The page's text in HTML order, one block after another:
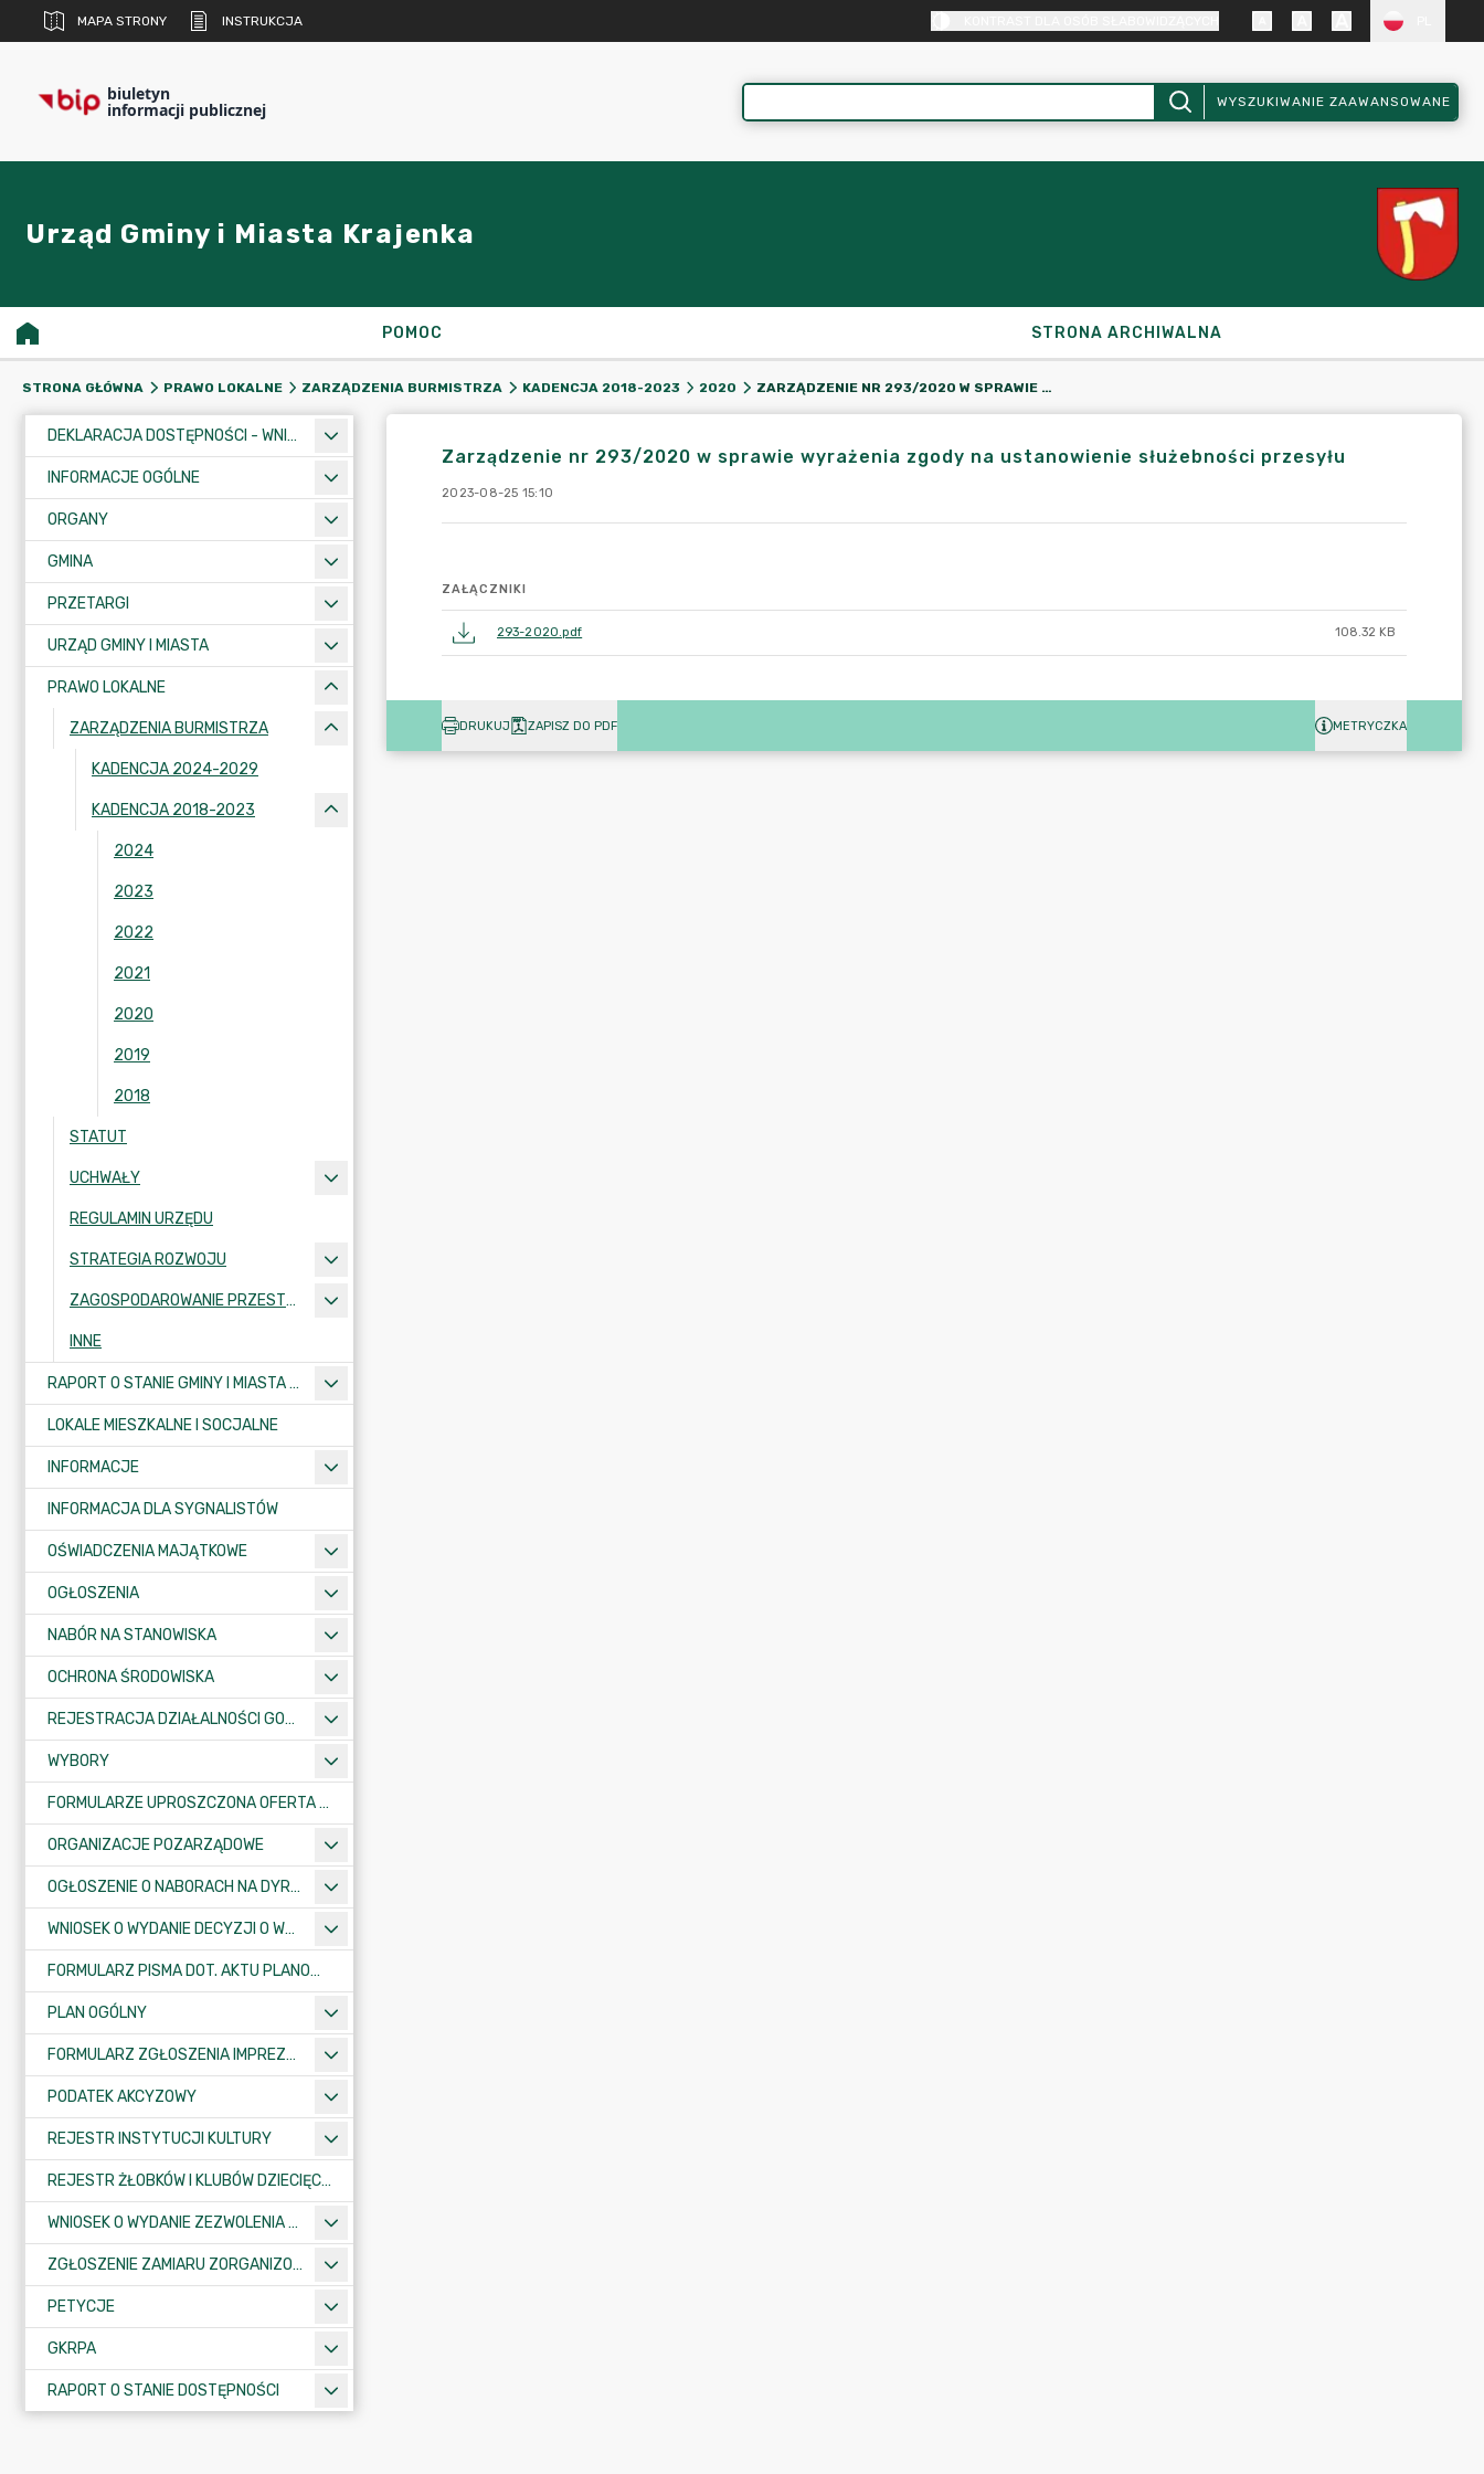
MAPA STRONY INSTRUKCJA
biuletyn
informacji publicznej WYSZUKIWANIE ZAAWANSOWANE
Urząd Gminy i Miasta Krajenka
POMOC STRONA ARCHIWALNA
STRONA GŁÓWNA PRAWO LOKALNE ZARZĄDZENIA BURMISTRZA KADENCJA 2018-2023 2020 ZARZĄDZENIE NR 293/2020 W SPRAWIE WYRAŻENIA ZGODY NA USTANOWIENIE SŁUŻEBNOŚCI PRZESYŁU
DEKLARACJA DOSTĘPNOŚCI - WNIOSEK
INFORMACJE OGÓLNE
ORGANY
GMINA
PRZETARGI
URZĄD GMINY I MIASTA
PRAWO LOKALNE
ZARZĄDZENIA BURMISTRZA
KADENCJA 2024-2029
KADENCJA 2018-2023
2024
2023
2022
2021
2020
2019
2018
STATUT
UCHWAŁY
REGULAMIN URZĘDU
STRATEGIA ROZWOJU
ZAGOSPODAROWANIE PRZESTRZENNE
INNE
RAPORT O STANIE GMINY I MIASTA KRAJENKA
LOKALE MIESZKALNE I SOCJALNE
INFORMACJE
INFORMACJA DLA SYGNALISTÓW
OŚWIADCZENIA MAJĄTKOWE
OGŁOSZENIA
NABÓR NA STANOWISKA
OCHRONA ŚRODOWISKA
REJESTRACJA DZIAŁALNOŚCI GOSPODARCZEJ
WYBORY
FORMULARZE UPROSZCZONA OFERTA WYKONANIA ZADANIA PUBLICZNEGO
ORGANIZACJE POZARZĄDOWE
OGŁOSZENIE O NABORACH NA DYREKTORÓW PLACÓWEK OŚWIATOWYCH
WNIOSEK O WYDANIE DECYZJI O WARUNKACH ZABUDOWY/O USTALENIE INWESTYCJI CELU PUBLICZNEGO
FORMULARZ PISMA DOT. AKTU PLANOWANIA PRZESTRZENNEGO
PLAN OGÓLNY
FORMULARZ ZGŁOSZENIA IMPREZY SPORTOWO-REKREACYJNEJ, ARTYSTYCZNEJ LUB ROZRYWKOWEJ
PODATEK AKCYZOWY
REJESTR INSTYTUCJI KULTURY
REJESTR ŻŁOBKÓW I KLUBÓW DZIECIĘCYCH
WNIOSEK O WYDANIE ZEZWOLENIA NA ZAJĘCIE PASA DROGOWEGO
ZGŁOSZENIE ZAMIARU ZORGANIZOWANIA ZGROMADZENIA
PETYCJE
GKRPA
RAPORT O STANIE DOSTĘPNOŚCI
Zarządzenie nr 293/2020 w sprawie wyrażenia zgody na ustanowienie służebności przesyłu
2023-08-25 15:10
ZAŁĄCZNIKI
293-2020.pdf 108.32 KB
DRUKUJ ZAPISZ DO PDF METRYCZKA